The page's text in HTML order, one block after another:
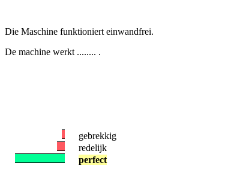
Die Maschine funktioniert einwandfrei.
De machine werkt ........ .
gebrekkig
redelijk
perfect